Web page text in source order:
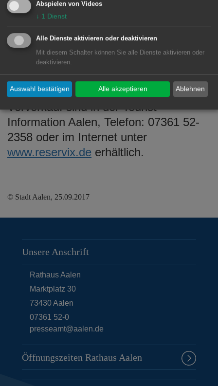
einem überraschenden Ende entgegen.
Infos und Kartenvorverkauf
Der Theaterabend in der Stadthalle
Aalen beginnt um 20 Uhr. Karten im
Vorverkauf sind in der Tourist-
Information Aalen, Telefon: 07361 52-
2358 oder im Internet unter
www.reservix.de erhältlich.
© Stadt Aalen, 25.09.2017
Unsere Anschrift
Rathaus Aalen
Marktplatz 30
73430Aalen
07361 52-0
presseamt@aalen.de
Öffnungszeiten Rathaus Aalen
Abspielen von Videos
↓ 1 Dienst
Alle Dienste aktivieren oder deaktivieren
Mit diesem Schalter können Sie alle Dienste aktivieren oder
deaktivieren.
Ablehnen
Auswahl bestätigen Alle akzeptieren